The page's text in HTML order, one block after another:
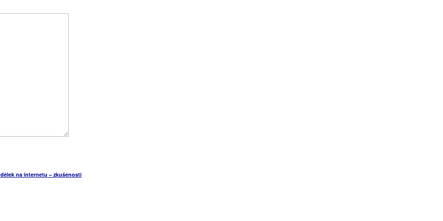
na internetu – zkušenosti